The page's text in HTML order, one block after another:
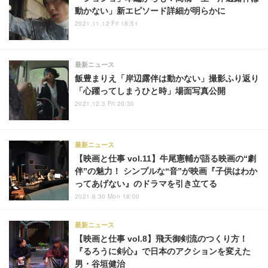
動かない」新エピソード詳細が明らかに
2021.11.12 Fri 18:51
飯豊まりえ「岸辺露伴は動かない」撮影ふり返り
「心躍ってしまうひと時」場面写真公開
最新ニュース
2021.12.3 Fri 20:30
【映画と仕事 vol.11】牛尾憲輔が語る映画の“劇
伴”の魅力！ シンプルな“音”が映画『子供はわか
ってあげない』のドラマを引き立てる
最新ニュース
2021.8.30 Mon 18:00
【映画と仕事 vol.8】飛天御剣流のつくり方！
『るろうに剣心』で日本のアクションを変えた
男・谷垣健治
最新ニュース